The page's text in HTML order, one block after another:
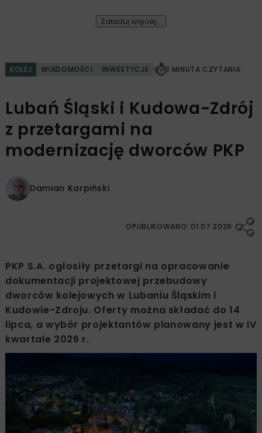
Załaduj więcej...
KOLEJ WIADOMOŚCI INWESTYCJE 1 MINUTA CZYTANIA
Lubań Śląski i Kudowa-Zdrój
z przetargami na
modernizację dworców PKP
Damian Karpiński
OPUBLIKOWANO: 01.07.2026
PKP S.A. ogłosiły przetargi na opracowanie
dokumentacji projektowej przebudowy
dworców kolejowych w Lubaniu Śląskim i
Kudowie-Zdroju. Oferty można składać do 14
lipca, a wybór projektantów planowany jest w IV
kwartale 2026 r.